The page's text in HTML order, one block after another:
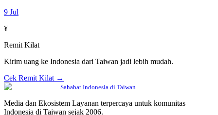
9 Jul
¥
Remit Kilat
Kirim uang ke Indonesia dari Taiwan jadi lebih mudah.
Cek Remit Kilat →
Sahabat Indonesia di Taiwan
Media dan Ekosistem Layanan terpercaya untuk komunitas
Indonesia di Taiwan sejak 2006.